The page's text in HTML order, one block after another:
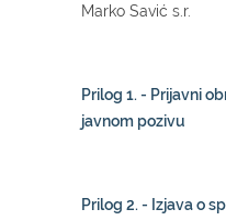
Marko Savić s.r.
Prilog 1. - Prijavni
javnom pozivu
Prilog 2. - Izjava o